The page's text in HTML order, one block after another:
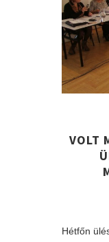
VOLT
Hétfőn